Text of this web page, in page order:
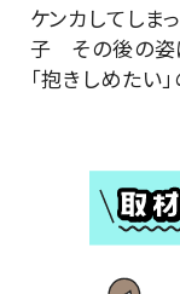
ケンカしてしま
子 その後の姿
「抱きしめたい